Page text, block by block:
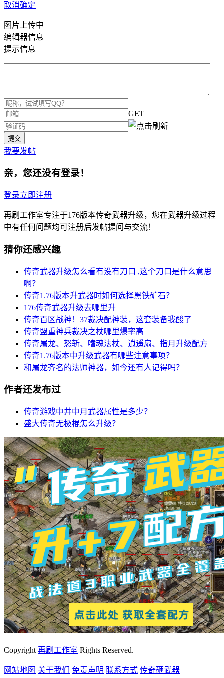
取消确定
图片上传中
编辑器信息
提示信息
GET
我要发帖
亲，您还没有登录！
登录立即注册
再刷工作室专注于176版本传奇武器升级，您在武器升级过程
中有任何问题均可注册后发帖提问与交流！
猜你还感兴趣
传奇武器升级怎么看有没有刀口 ,这个刀口是什么意思
啊？
传奇1.76版本升武器时如何选择黑铁矿石？
176传奇武器升级去哪里升
传奇百区战神！37裁决配神装，这套装备我酸了
传奇盟重神兵裁决之杖哪里爆率高
传奇屠龙、怒斩、嗜魂法杖、逍遥扇、指月升级配方
传奇1.76版本中升级武器有哪些注意事项？
和屠龙齐名的法师神器，如今还有人记得吗？
作者还发布过
传奇游戏中井中月武器属性是多少？
盛大传奇无极棍怎么升级？
Copyright 再刷工作室 Rights Reserved.
网站地图 关于我们 免责声明 联系方式 传奇砸武器